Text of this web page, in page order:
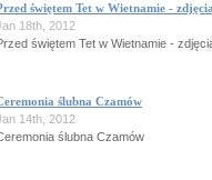
świętem Tet w Wietnamie -
18th, 2012
świętem Tet w Wietnamie -
ślubna Czamów
14th, 2012
ślubna Czamów